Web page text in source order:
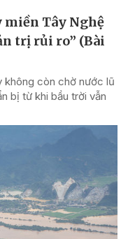
miền Tây Nghệ
trị rủi ro” (Bài
không còn chờ nước lũ
bị từ khi bầu trời vẫn